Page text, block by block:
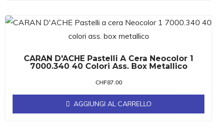
CARAN D'ACHE Pastelli A Cera Neocolor 1
7000.340 40 Colori Ass. Box Metallico
CHF87.00
AGGIUNGI AL CARRELLO